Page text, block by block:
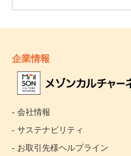
企業情報
- 会社情報
- サステナビリティ
- お取引先様ヘルプライン